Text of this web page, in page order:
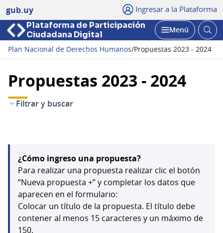
gub.uy Ingresar a la Plataforma
Plataforma de Participación
Ciudadana Digital
Abrir
Menú
Plan Nacional de Derechos Humanos/Propuestas 2023 - 2024
Propuestas 2023 - 2024
Filtrar y buscar
¿Cómo ingreso una propuesta?
Para realizar una propuesta realizar clic el botón
“Nueva propuesta +” y completar los datos que
aparecen en el formulario:
Colocar un título de la propuesta. El título debe
contener al menos 15 caracteres y un máximo de
150.